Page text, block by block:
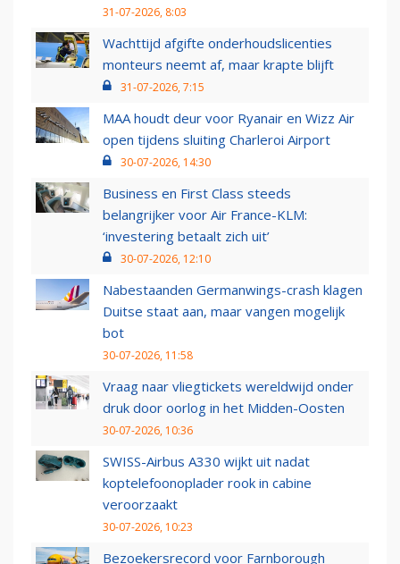
31-07-2026, 8:03
Wachttijd afgifte onderhoudslicenties
monteurs neemt af, maar krapte blijft
31-07-2026, 7:15
MAA houdt deur voor Ryanair en Wizz Air
open tijdens sluiting Charleroi Airport
30-07-2026, 14:30
Business en First Class steeds
belangrijker voor Air France-KLM:
‘investering betaalt zich uit’
30-07-2026, 12:10
Nabestaanden Germanwings-crash klagen
Duitse staat aan, maar vangen mogelijk
bot
30-07-2026, 11:58
Vraag naar vliegtickets wereldwijd onder
druk door oorlog in het Midden-Oosten
30-07-2026, 10:36
SWISS-Airbus A330 wijkt uit nadat
koptelefoonoplader rook in cabine
veroorzaakt
30-07-2026, 10:23
Bezoekersrecord voor Farnborough